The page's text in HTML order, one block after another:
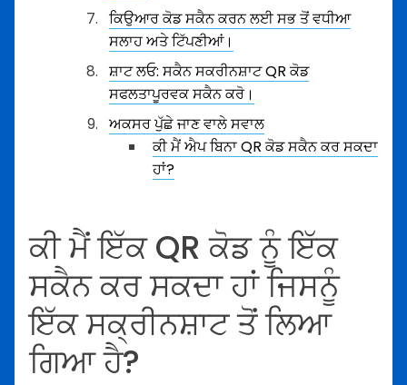
ਕਿਉਆਰ ਕੋਡ ਸਕੈਨ ਕਰਨ ਲਈ ਸਭ ਤੋਂ ਵਧੀਆ
ਸਲਾਹ ਅਤੇ ਟਿੱਪਣੀਆਂ।
ਸ਼ਾਟ ਲਓ: ਸਕੈਨ ਸਕਰੀਨਸ਼ਾਟ QR ਕੋਡ
ਸਫਲਤਾਪੂਰਵਕ ਸਕੈਨ ਕਰੋ।
ਅਕਸਰ ਪੁੱਛੇ ਜਾਣ ਵਾਲੇ ਸਵਾਲ
ਕੀ ਮੈਂ ਐਪ ਬਿਨਾ QR ਕੋਡ ਸਕੈਨ ਕਰ ਸਕਦਾ
ਹਾਂ?
ਕੀ ਮੈਂ ਇੱਕ QR ਕੋਡ ਨੂੰ ਇੱਕ
ਸਕੈਨ ਕਰ ਸਕਦਾ ਹਾਂ ਜਿਸਨੂੰ
ਇੱਕ ਸਕ੍ਰੀਨਸ਼ਾਟ ਤੋਂ ਲਿਆ
ਗਿਆ ਹੈ?